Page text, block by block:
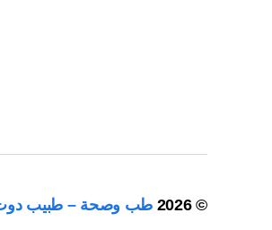
© 2026 طب وصحة – طبيب